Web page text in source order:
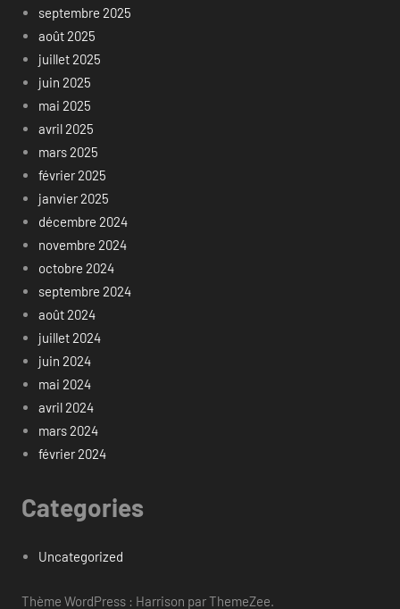
septembre 2025
août 2025
juillet 2025
juin 2025
mai 2025
avril 2025
mars 2025
février 2025
janvier 2025
décembre 2024
novembre 2024
octobre 2024
septembre 2024
août 2024
juillet 2024
juin 2024
mai 2024
avril 2024
mars 2024
février 2024
Categories
Uncategorized
Thème WordPress : Harrison par ThemeZee.